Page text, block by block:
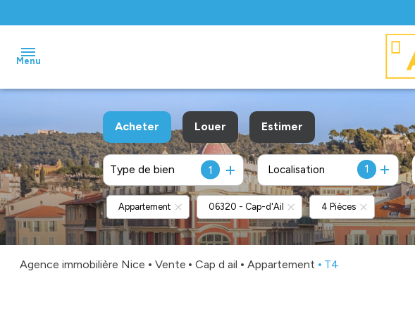
Menu
ventes
locations
gestion
biens
vendus
Acheter
De l'ancien
De l'immo pro
Louer
à l'année
De l'immo pro
Estimer
Type de bien 1 1
Localisation
Appartement 06320 - Cap-d'Ail 4 Pièces
Agence immobilière Nice Vente Cap d ail Appartement T4